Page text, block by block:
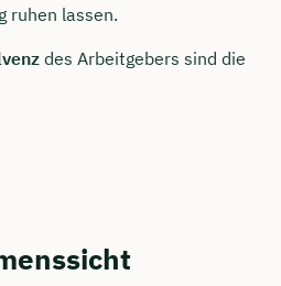
ruhen lassen.
des Arbeitgebers sind die